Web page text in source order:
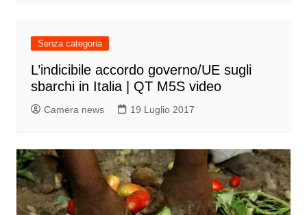
Senza categoria
L’indicibile accordo governo/UE sugli
sbarchi in Italia | QT M5S video
Camera news 19 Luglio 2017